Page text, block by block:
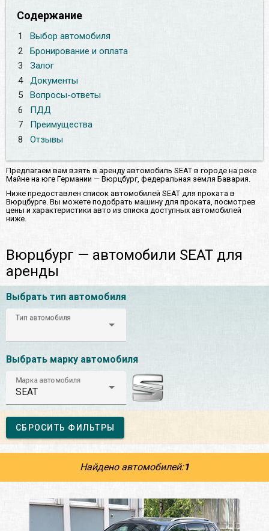
Содержание
1
Выбор автомобиля
2
Бронирование и оплата
3
Залог
4
Документы
5
Вопросы-ответы
6
ПДД
7
Преимущества
8
Отзывы
Предлагаем вам взять в аренду автомобиль SEAT в городе на реке
Майнe на юге Германии — Вюрцбург, федеральная земля Бавария.
Ниже предоставлен список автомобилей SEAT для проката в
Вюрцбурге. Вы можете подобрать машину для проката, посмотрев
цены и характеристики авто из списка доступных автомобилей
ниже.
Вюрцбург — автомобили SEAT для
аренды
Выбрать тип автомобиля
Тип автомобиля
Выбрать марку автомобиля
Марка автомобиля
SEAT
СБРОСИТЬ ФИЛЬТРЫ
Найдено автомобилей:1